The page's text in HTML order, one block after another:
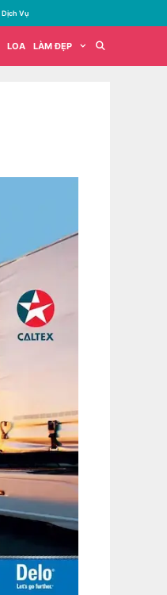
Dịch Vụ
LOA LÀM ĐẸP